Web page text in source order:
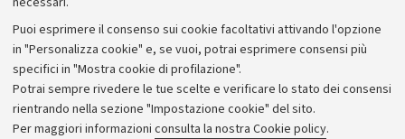
Puoi esprimere il consenso sui cookie facoltativi attivando l'opzione
in "Personalizza cookie" e, se vuoi, potrai esprimere consensi più
specifici in "Mostra cookie di profilazione".
Potrai sempre rivedere le tue scelte e verificare lo stato dei consensi
rientrando nella sezione "Impostazione cookie" del sito.
Per maggiori informazioni consulta la nostra Cookie policy.
Archivio
Comunicati stampa
Redazione
Rassegna stampa